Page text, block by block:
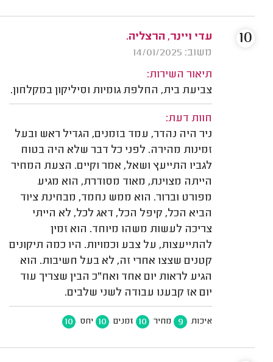
עדי ויינר, הרצליה.
משוב: 14/01/2025
תיאור השירות:
צביעת בית, החלפת גומיות וסיליקון במקלחון.
חוות דעת:
ניר היה נהדר, עמד בזמנים, הגדיל ראש ובעל
זמינות מהירה. לפני כל דבר שלא היה בטוח
לגביו התייעץ ושאל, אמר וקיים. הצעת המחיר
הייתה מצוינת, מאוד מסודרת, הוא מגיע
מפורט וברור. הוא ממש נחמד, מבחינת ציוד
הביא הכל, קיפל הכל, דאג לכל, לא הייתי
צריכה לעשות משהו מיוחד. הוא זמין
להתייעצות, על צבע וכמויות. היו כמה תיקונים
קטנים שצצו אחרי זה, לא בעל חשיבות. הוא
הגיע לראות יום אחד ואח"כ הבין שצריך עוד
יום אז קבענו עבודה לשני שלבים.
איכות 9 מחיר 10 זמנים 10 יחס 10
10